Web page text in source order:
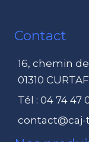
Contact
16, chemin
01310
Tél : 04 74 47
contact@caj-